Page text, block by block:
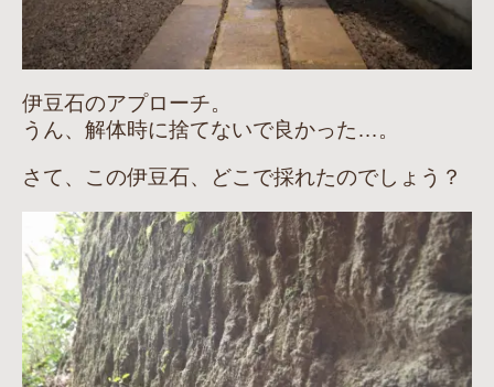
伊豆石のアプローチ。
うん、解体時に捨てないで良かった…。
さて、この伊豆石、どこで採れたのでしょう？